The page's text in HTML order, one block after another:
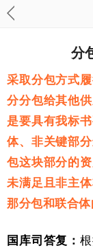
分
采取分包方式
分分包给其他
是要具有我标
体、非关键部
包这块部分的
未满足且非主
那分包和联合
国库司答复：